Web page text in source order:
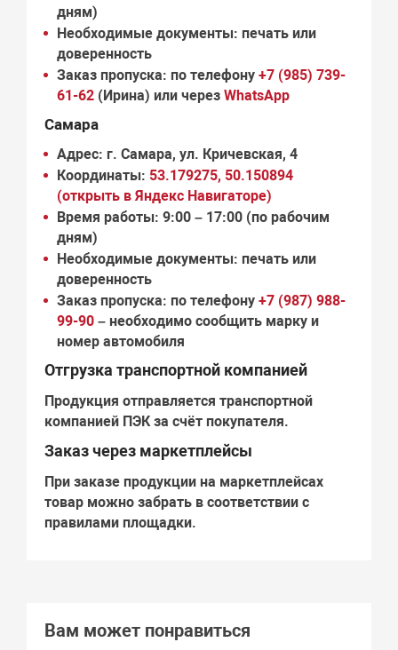
дням)
Необходимые документы: печать или
доверенность
Заказ пропуска: по телефону+7 (985) 739-
61-62 (Ирина) или черезWhatsApp
Самара
Адрес: г. Самара, ул. Кричевская, 4
Координаты: 53.179275, 50.150894
(открыть в Яндекс Навигаторе)
Время работы: 9:00 – 17:00 (по рабочим
дням)
Необходимые документы: печать или
доверенность
Заказ пропуска: по телефону+7 (987) 988-
99-90 – необходимо сообщить марку и
номер автомобиля
Отгрузка транспортной компанией
Продукция отправляется транспортной
компанией ПЭК за счёт покупателя.
Заказ через маркетплейсы
При заказе продукции на маркетплейсах
товар можно забрать в соответствии с
правилами площадки.
Вам может понравиться